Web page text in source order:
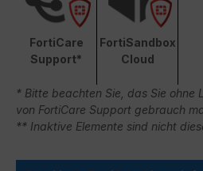
FortiCare
Support*
FortiSandbox
Cloud
* Bitte beachten Sie, das Sie ohne
von FortiCare Support gebrauch
** Inaktive Elemente sind nicht